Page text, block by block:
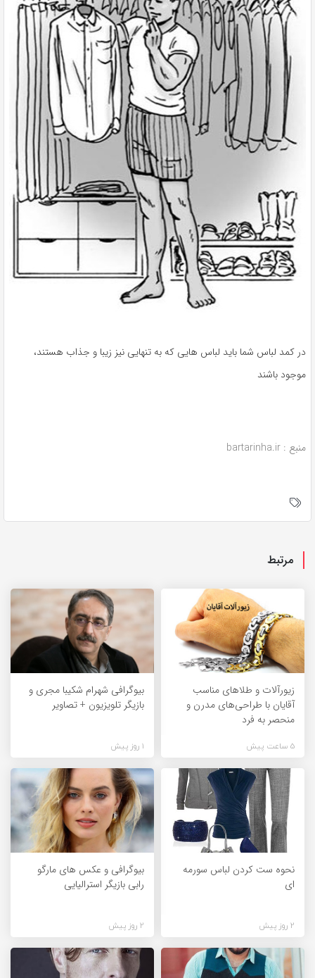
در کمد لباس شما باید لباس هایی که به تنهایی نیز زیبا و جذاب هستند،
موجود باشند
منبع : bartarinha.ir
مرتبط
زیورآلات و طلاهای مناسب
آقایان با طراحی‌های مدرن و
منحصر به فرد
5 ساعت پیش
بیوگرافی شهرام شکیبا مجری و
بازیگر تلویزیون + تصاویر
1 روز پیش
نحوه ست کردن لباس سورمه
ای
2 روز پیش
بیوگرافی و عکس های مارگو
رابی بازیگر استرالیایی
2 روز پیش